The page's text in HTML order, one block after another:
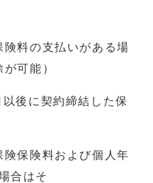
料の支払いがある場
可能）
後に契約締結した保
保険料および個人年
合はそ